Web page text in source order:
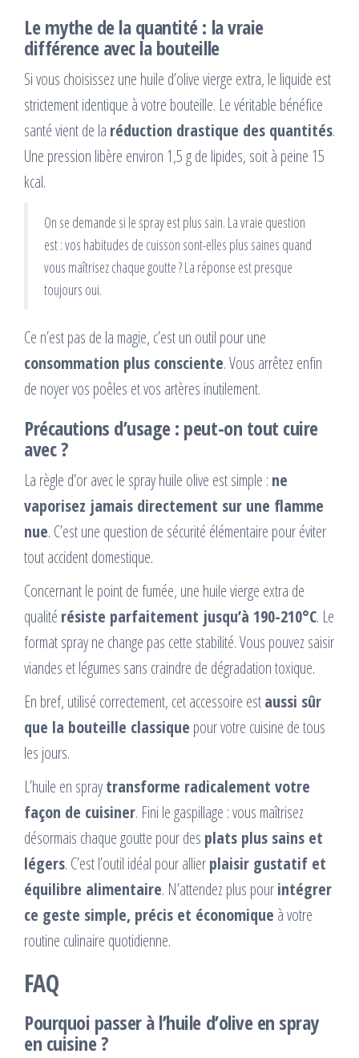
Le mythe de la quantité : la vraie
différence avec la bouteille
Si vous choisissez une huile d’olive vierge extra, le liquide est
strictement identique à votre bouteille. Le véritable bénéfice
santé vient de la réduction drastique des quantités.
Une pression libère environ 1,5 g de lipides, soit à peine 15
kcal.
On se demande si le spray est plus sain. La vraie question
est : vos habitudes de cuisson sont-elles plus saines quand
vous maîtrisez chaque goutte ? La réponse est presque
toujours oui.
Ce n’est pas de la magie, c’est un outil pour une
consommation plus consciente. Vous arrêtez enfin
de noyer vos poêles et vos artères inutilement.
Précautions d’usage : peut-on tout cuire
avec ?
La règle d’or avec le spray huile olive est simple : ne
vaporisez jamais directement sur une flamme
nue. C’est une question de sécurité élémentaire pour éviter
tout accident domestique.
Concernant le point de fumée, une huile vierge extra de
qualité résiste parfaitement jusqu’à 190-210°C. Le
format spray ne change pas cette stabilité. Vous pouvez saisir
viandes et légumes sans craindre de dégradation toxique.
En bref, utilisé correctement, cet accessoire estaussi sûr
que la bouteille classique pour votre cuisine de tous
les jours.
L’huile en spraytransforme radicalement votre
façon de cuisiner. Fini le gaspillage : vous maîtrisez
désormais chaque goutte pour des plats plus sains et
légers. C’est l’outil idéal pour allierplaisir gustatif et
équilibre alimentaire. N’attendez plus pourintégrer
ce geste simple, précis et économique à votre
routine culinaire quotidienne.
FAQ
Pourquoi passer à l’huile d’olive en spray
en cuisine ?